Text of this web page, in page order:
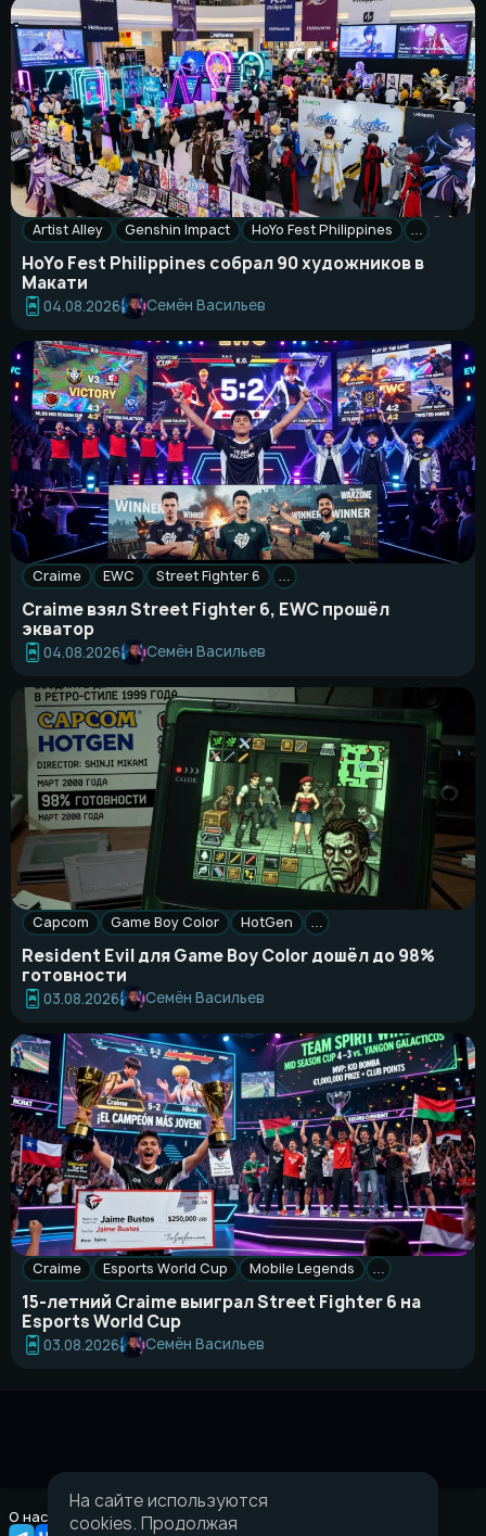
Artist Alley Genshin Impact HoYo Fest Philippines
HoYo Fest Philippines собрал 90 художников в
Макати
04.08.2026 Семён Васильев
Craime EWC Street Fighter 6
Craime взял Street Fighter 6, EWC прошёл
экватор
04.08.2026 Семён Васильев
Capcom Game Boy Color HotGen
Resident Evil для Game Boy Color дошёл до 98%
готовности
03.08.2026 Семён Васильев
Craime Esports World Cup Mobile Legends
15-летний Craime выиграл Street Fighter 6 на
Esports World Cup
03.08.2026 Семён Васильев
О нас Правовая информация
На сайте используются
cookies. Продолжая